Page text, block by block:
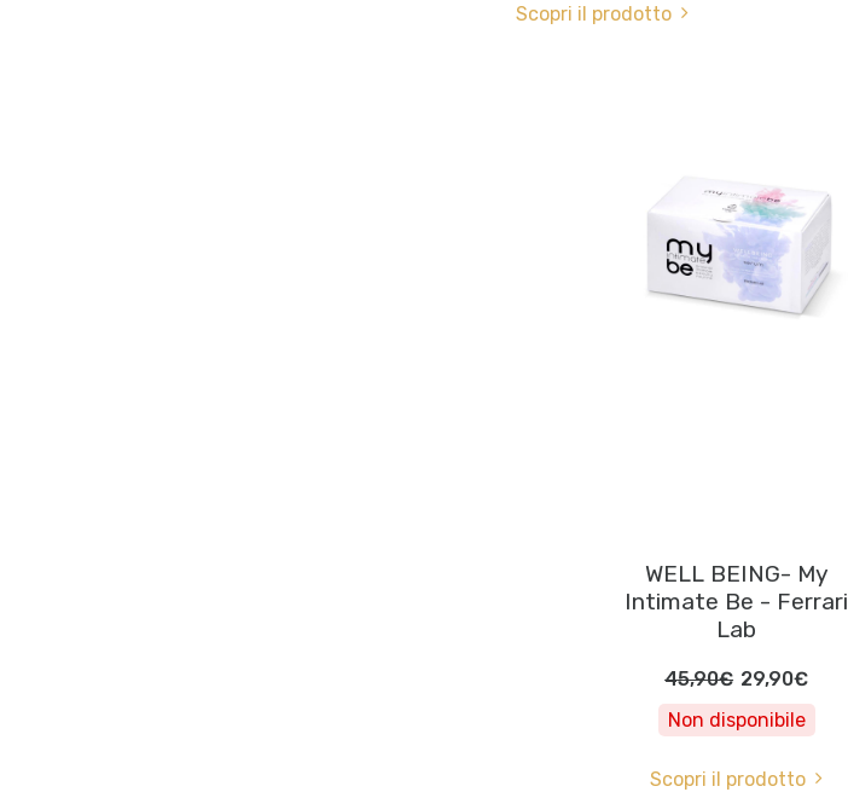
Scopri il prodotto
WELL BEING- My
Intimate Be - Ferrari
Lab
45,90€ 29,90€
Non disponibile
Scopri il prodotto